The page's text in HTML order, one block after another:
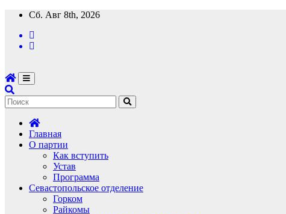
Перейти
содержимому
Сб. Авг 8th, 2026
Главная
О партии
Как вступить
Устав
Программа
Севастопольское отделение
Горком
Райкомы